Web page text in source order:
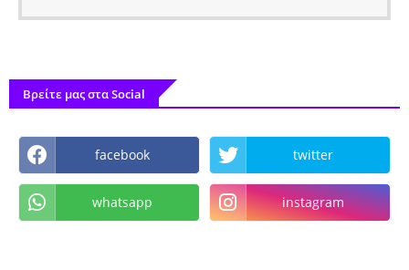
Βρείτε μας στα Social
facebook twitter
whatsapp instagram